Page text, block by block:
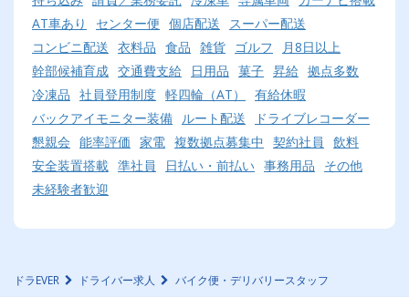
AT車あり
センター便 個店配送
スーパー配送
コンビニ配送 衣料品 食品 雑貨 ゴルフ
月8日以上
幹部候補育成 交通費支給 日用品 菓子 昇給 拠点多数
冷凍品 社員登用制度 軽四輪（AT）
有給休暇
バックアイモニター装備
ルート配送
ドライブレコーダー
懇親会 能率評価 家電 複数拠点募集中 契約社員
飲料
安全装置搭載 準社員 日払い・前払い 事務用品
その他
未経験者歓迎
ドラEVER ドライバー求人 バイク便・デリバリースタッフ